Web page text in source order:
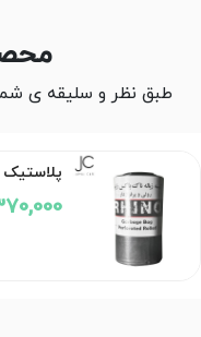
طبق نظر و سلیقه ی
پلاستیک
370,000